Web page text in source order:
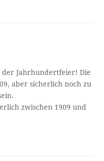
Jahrhundertfeier! Die
aber sicherlich noch zu
zwischen 1909 und